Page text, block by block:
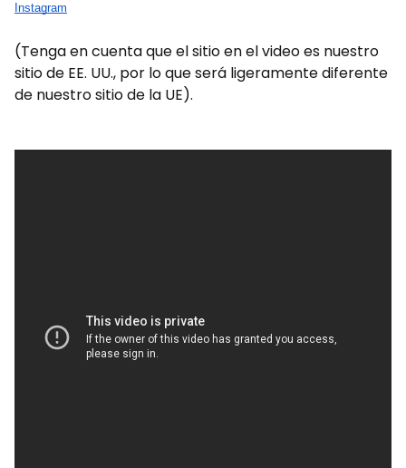
Instagram
(Tenga en cuenta que el sitio en el video es nuestro
sitio de EE. UU., por lo que será ligeramente diferente
de nuestro sitio de la UE).